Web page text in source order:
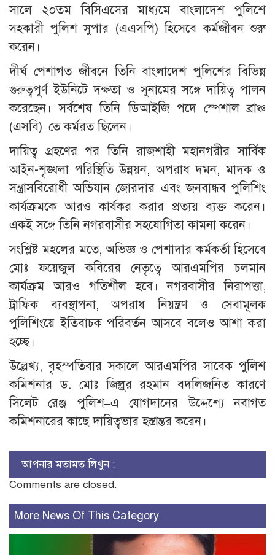
সালে ২০তম বিসিএসের মাধ্যমে বাংলাদেশ পুলিশে
সহকারী পুলিশ সুপার (এএসপি) হিসেবে কর্মজীবন শুরু
করেন।
দীর্ঘ পেশাগত জীবনে তিনি বাংলাদেশ পুলিশের বিভিন্ন
গুরুত্বপূর্ণ ইউনিটে দক্ষতা ও সুনামের সঙ্গে দায়িত্ব পালন
করেছেন। সর্বশেষ তিনি ডিআইজি পদে স্পেশাল ব্রাঞ্চ
(এসবি)–তে কর্মরত ছিলেন।
দায়িত্ব গ্রহণের পর তিনি রাজশাহী মহানগরীর সার্বিক
আইন-শৃঙ্খলা পরিস্থিতি উন্নয়ন, অপরাধ দমন, মাদক ও
সন্ত্রাসবিরোধী অভিযান জোরদার এবং জনবান্ধব পুলিশিং
কার্যক্রমকে আরও কার্যকর করার প্রত্যয় ব্যক্ত করেন।
একই সঙ্গে তিনি নগরবাসীর সহযোগিতা কামনা করেন।
সংশ্লিষ্ট মহলের মতে, অভিজ্ঞ ও পেশাদার কর্মকর্তা হিসেবে
মোঃ ফয়েজুল কবিরের নেতৃত্বে আরএমপির চলমান
কার্যক্রম আরও গতিশীল হবে। নগরবাসীর নিরাপত্তা,
ট্রাফিক ব্যবস্থাপনা, অপরাধ নিয়ন্ত্রণ ও সেবামূলক
পুলিশিংয়ে ইতিবাচক পরিবর্তন আসবে বলেও আশা করা
হচ্ছে।
উল্লেখ্য, বৃহস্পতিবার সকালে আরএমপির সাবেক পুলিশ
কমিশনার ড. মোঃ জিল্লুর রহমান বদলিজনিত কারণে
সিলেট রেঞ্জ পুলিশ–এ যোগদানের উদ্দেশ্যে নবাগত
কমিশনারের কাছে দায়িত্বভার হস্তান্তর করেন।
আপনার মতামত লিখুন :
Comments are closed.
More News Of This Category